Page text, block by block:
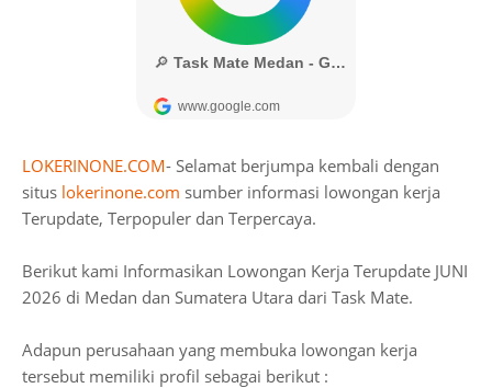
LOKERINONE.COM- Selamat berjumpa kembali dengan
situs lokerinone.com sumber informasi lowongan kerja
Terupdate, Terpopuler dan Terpercaya.
Berikut kami Informasikan Lowongan Kerja Terupdate JUNI
2026 di Medan dan Sumatera Utara dari Task Mate.
Adapun perusahaan yang membuka lowongan kerja
tersebut memiliki profil sebagai berikut :